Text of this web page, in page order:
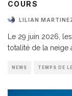
COURS
LILIAN
Le 29 juin 2026,
totalité de la neige
NEWS TEMPS DE